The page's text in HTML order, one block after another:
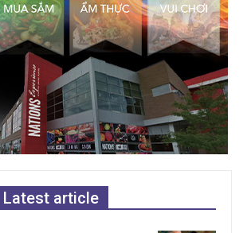
Latest article